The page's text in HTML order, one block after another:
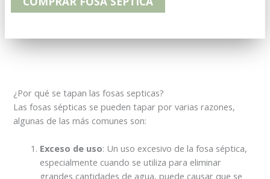
¿Por qué se tapan las fosas septicas?
Las fosas sépticas se pueden tapar por varias razones,
algunas de las más comunes son:
Exceso de uso: Un uso excesivo de la fosa séptica,
especialmente cuando se utiliza para eliminar
grandes cantidades de agua, puede causar que se